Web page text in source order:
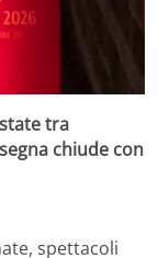
tra
chiude con
spettacoli